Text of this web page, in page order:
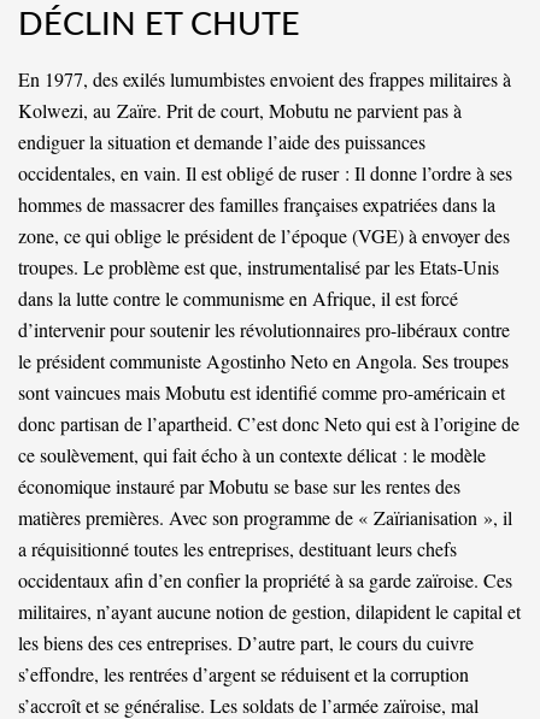
DÉCLIN ET CHUTE
En 1977, des exilés lumumbistes envoient des frappes militaires à
Kolwezi, au Zaïre. Prit de court, Mobutu ne parvient pas à
endiguer la situation et demande l’aide des puissances
occidentales, en vain. Il est obligé de ruser : Il donne l’ordre à ses
hommes de massacrer des familles françaises expatriées dans la
zone, ce qui oblige le président de l’époque (VGE) à envoyer des
troupes. Le problème est que, instrumentalisé par les Etats-Unis
dans la lutte contre le communisme en Afrique, il est forcé
d’intervenir pour soutenir les révolutionnaires pro-libéraux contre
le président communiste Agostinho Neto en Angola. Ses troupes
sont vaincues mais Mobutu est identifié comme pro-américain et
donc partisan de l’apartheid. C’est donc Neto qui est à l’origine de
ce soulèvement, qui fait écho à un contexte délicat : le modèle
économique instauré par Mobutu se base sur les rentes des
matières premières. Avec son programme de « Zaïrianisation », il
a réquisitionné toutes les entreprises, destituant leurs chefs
occidentaux afin d’en confier la propriété à sa garde zaïroise. Ces
militaires, n’ayant aucune notion de gestion, dilapident le capital et
les biens des ces entreprises. D’autre part, le cours du cuivre
s’effondre, les rentrées d’argent se réduisent et la corruption
s’accroît et se généralise. Les soldats de l’armée zaïroise, mal